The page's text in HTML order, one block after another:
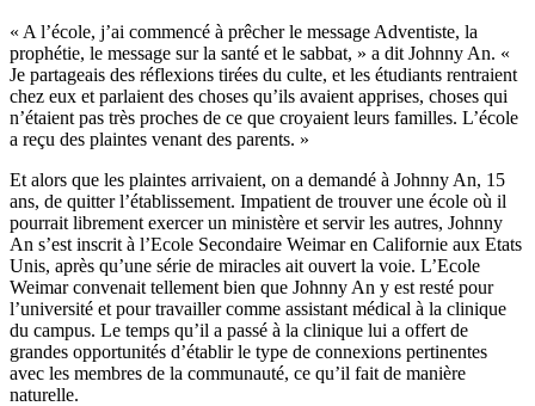
« A l’école, j’ai commencé à prêcher le message Adventiste, la
prophétie, le message sur la santé et le sabbat, » a dit Johnny An. «
Je partageais des réflexions tirées du culte, et les étudiants rentraient
chez eux et parlaient des choses qu’ils avaient apprises, choses qui
n’étaient pas très proches de ce que croyaient leurs familles. L’école
a reçu des plaintes venant des parents. »
Et alors que les plaintes arrivaient, on a demandé à Johnny An, 15
ans, de quitter l’établissement. Impatient de trouver une école où il
pourrait librement exercer un ministère et servir les autres, Johnny
An s’est inscrit à l’Ecole Secondaire Weimar en Californie aux Etats
Unis, après qu’une série de miracles ait ouvert la voie. L’Ecole
Weimar convenait tellement bien que Johnny An y est resté pour
l’université et pour travailler comme assistant médical à la clinique
du campus. Le temps qu’il a passé à la clinique lui a offert de
grandes opportunités d’établir le type de connexions pertinentes
avec les membres de la communauté, ce qu’il fait de manière
naturelle.